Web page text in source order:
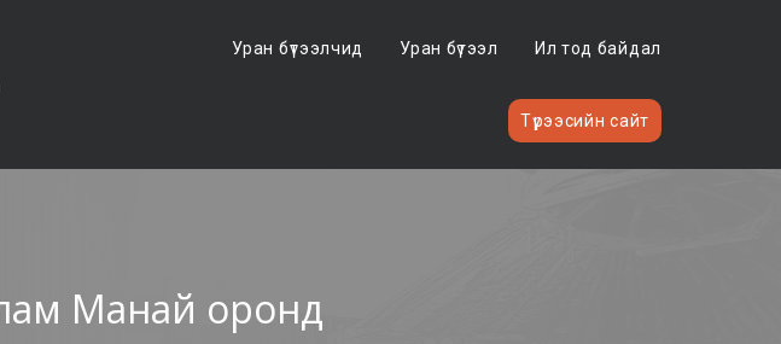
Уран бүтээлчид Уран бүтээл Ил тод байдал
Түрээсийн сайт
Манай оронд